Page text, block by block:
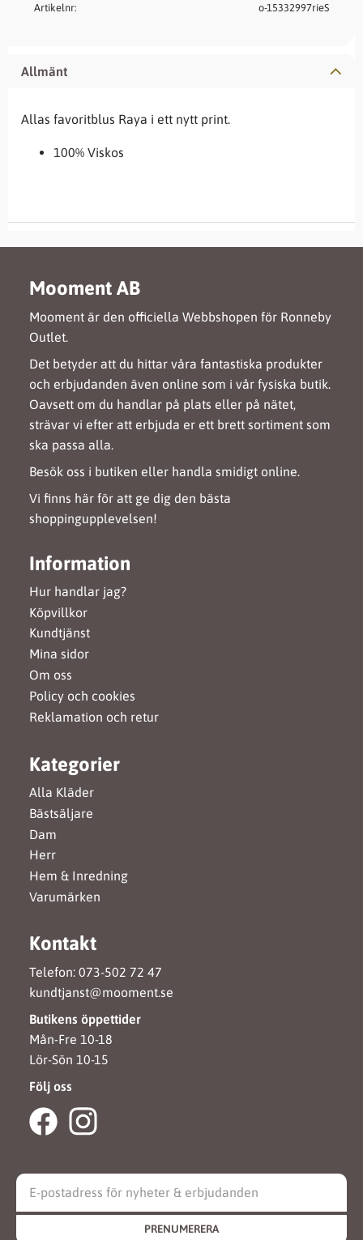
Artikelnr
o-15332997rieS
Allmänt
Allas favoritblus Raya i ett nytt print.
100% Viskos
Mooment AB
Mooment är den officiella Webbshopen för Ronneby
Outlet.
Det betyder att du hittar våra fantastiska produkter
och erbjudanden även online som i vår fysiska butik.
Oavsett om du handlar på plats eller på nätet,
strävar vi efter att erbjuda er ett brett sortiment som
ska passa alla.
Besök oss i butiken eller handla smidigt online.
Vi finns här för att ge dig den bästa
shoppingupplevelsen!
Information
Hur handlar jag?
Köpvillkor
Kundtjänst
Mina sidor
Om oss
Policy och cookies
Reklamation och retur
Kategorier
Alla Kläder
Bästsäljare
Dam
Herr
Hem & Inredning
Varumärken
Kontakt
Telefon: 073-502 72 47
kundtjanst@mooment.se
Butikens öppettider
Mån-Fre 10-18
Lör-Sön 10-15
Följ oss
PRENUMERERA